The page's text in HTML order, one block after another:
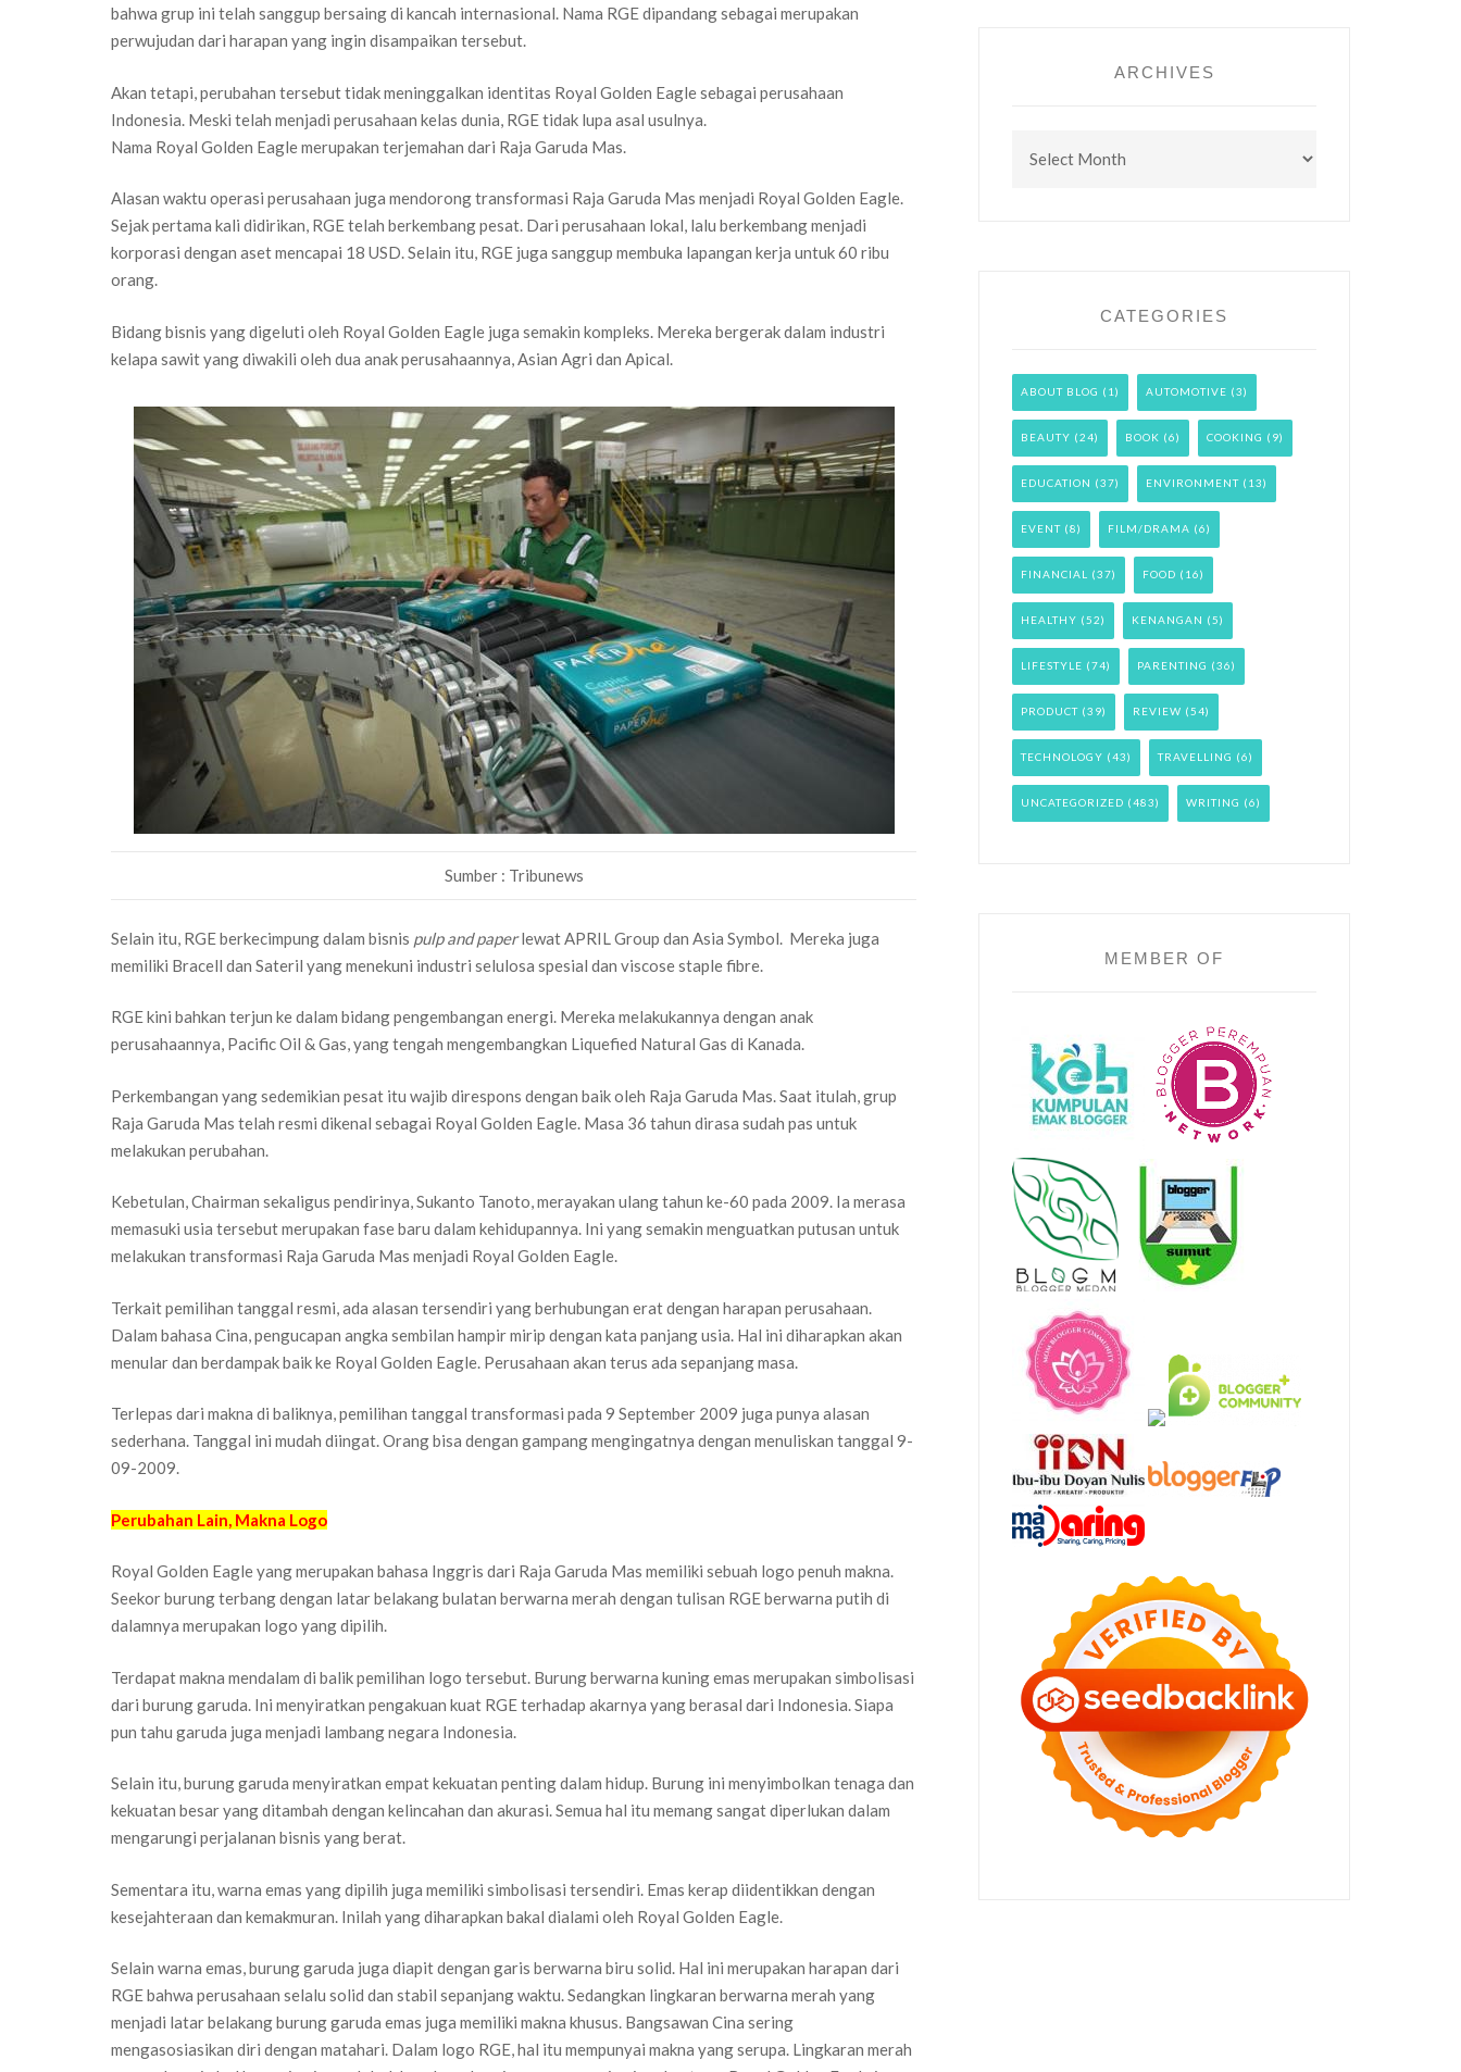
bahwa grup ini telah sanggup bersaing di kancah internasional. Nama RGE dipandang sebagai merupakan
perwujudan dari harapan yang ingin disampaikan tersebut.
Akan tetapi, perubahan tersebut tidak meninggalkan identitas Royal Golden Eagle sebagai perusahaan
Indonesia. Meski telah menjadi perusahaan kelas dunia, RGE tidak lupa asal usulnya.
Nama Royal Golden Eagle merupakan terjemahan dari Raja Garuda Mas.
Alasan waktu operasi perusahaan juga mendorong transformasi Raja Garuda Mas menjadi Royal Golden Eagle.
Sejak pertama kali didirikan, RGE telah berkembang pesat. Dari perusahaan lokal, lalu berkembang menjadi
korporasi dengan aset mencapai 18 USD. Selain itu, RGE juga sanggup membuka lapangan kerja untuk 60 ribu
orang.
Bidang bisnis yang digeluti oleh Royal Golden Eagle juga semakin kompleks. Mereka bergerak dalam industri
kelapa sawit yang diwakili oleh dua anak perusahaannya, Asian Agri dan Apical.
Sumber : Tribunews
Selain itu, RGE berkecimpung dalam bisnis pulp and paperlewat APRIL Group dan Asia Symbol. Mereka juga
memiliki Bracell dan Sateril yang menekuni industri selulosa spesial dan viscose staple fibre.
RGE kini bahkan terjun ke dalam bidang pengembangan energi. Mereka melakukannya dengan anak
perusahaannya, Pacific Oil & Gas, yang tengah mengembangkan Liquefied Natural Gas di Kanada.
Perkembangan yang sedemikian pesat itu wajib direspons dengan baik oleh Raja Garuda Mas. Saat itulah, grup
Raja Garuda Mas telah resmi dikenal sebagai Royal Golden Eagle. Masa 36 tahun dirasa sudah pas untuk
melakukan perubahan.
Kebetulan, Chairman sekaligus pendirinya, Sukanto Tanoto, merayakan ulang tahun ke-60 pada 2009. Ia merasa
memasuki usia tersebut merupakan fase baru dalam kehidupannya. Ini yang semakin menguatkan putusan untuk
melakukan transformasi Raja Garuda Mas menjadi Royal Golden Eagle.
Terkait pemilihan tanggal resmi, ada alasan tersendiri yang berhubungan erat dengan harapan perusahaan.
Dalam bahasa Cina, pengucapan angka sembilan hampir mirip dengan kata panjang usia. Hal ini diharapkan akan
menular dan berdampak baik ke Royal Golden Eagle. Perusahaan akan terus ada sepanjang masa.
Terlepas dari makna di baliknya, pemilihan tanggal transformasi pada 9 September 2009 juga punya alasan
sederhana. Tanggal ini mudah diingat. Orang bisa dengan gampang mengingatnya dengan menuliskan tanggal 9-
09-2009.
Perubahan Lain, Makna Logo
Royal Golden Eagle yang merupakan bahasa Inggris dari Raja Garuda Mas memiliki sebuah logo penuh makna.
Seekor burung terbang dengan latar belakang bulatan berwarna merah dengan tulisan RGE berwarna putih di
dalamnya merupakan logo yang dipilih.
Terdapat makna mendalam di balik pemilihan logo tersebut. Burung berwarna kuning emas merupakan simbolisasi
dari burung garuda. Ini menyiratkan pengakuan kuat RGE terhadap akarnya yang berasal dari Indonesia. Siapa
pun tahu garuda juga menjadi lambang negara Indonesia.
Selain itu, burung garuda menyiratkan empat kekuatan penting dalam hidup. Burung ini menyimbolkan tenaga dan
kekuatan besar yang ditambah dengan kelincahan dan akurasi. Semua hal itu memang sangat diperlukan dalam
mengarungi perjalanan bisnis yang berat.
Sementara itu, warna emas yang dipilih juga memiliki simbolisasi tersendiri. Emas kerap diidentikkan dengan
kesejahteraan dan kemakmuran. Inilah yang diharapkan bakal dialami oleh Royal Golden Eagle.
Selain warna emas, burung garuda juga diapit dengan garis berwarna biru solid. Hal ini merupakan harapan dari
RGE bahwa perusahaan selalu solid dan stabil sepanjang waktu. Sedangkan lingkaran berwarna merah yang
menjadi latar belakang burung garuda emas juga memiliki makna khusus. Bangsawan Cina sering
mengasosiasikan diri dengan matahari. Dalam logo RGE, hal itu mempunyai makna yang serupa. Lingkaran merah
ARCHIVES
CATEGORIES
ABOUT BLOG (1) AUTOMOTIVE (3)
BEAUTY (24) BOOK (6) COOKING (9)
EDUCATION (37) ENVIRONMENT (13)
EVENT (8) FILM/DRAMA (6)
FINANCIAL (37) FOOD (16)
HEALTHY (52) KENANGAN (5)
LIFESTYLE (74) PARENTING (36)
PRODUCT (39) REVIEW (54)
TECHNOLOGY (43) TRAVELLING (6)
UNCATEGORIZED (483) WRITING (6)
MEMBER OF